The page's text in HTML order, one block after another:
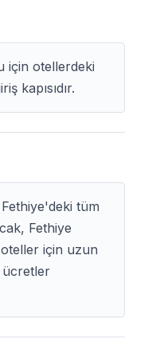
transfer
için otellerdeki
kapısıdır.
tüm
Fethiye
oteller için uzun
ücretler